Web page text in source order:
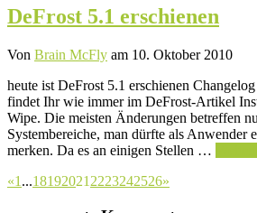
DeFrost 5.1 erschienen
Von Brain McFly am 10. Oktober 2010
heute ist DeFrost 5.1 erschienen
findet Ihr wie immer im DeFrost-Artikel
Wipe. Die meisten Änderungen betreffen
Systembereiche, man dürfte als Anwender
merken. Da es an einigen Stellen …
«1 ...18192021 2223242526»